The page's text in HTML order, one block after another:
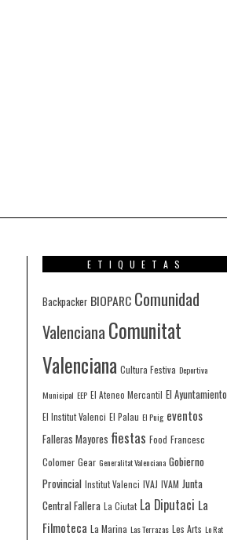
ETIQUETAS
Backpacker BIOPARC Comunidad
Valenciana Comunitat
Valenciana Cultura Festiva Deportiva
Municipal EEP El Ateneo Mercantil El Ayuntamiento
El Institut Valenci El Palau El Puig eventos
Falleras Mayores fiestas Food Francesc
Colomer Gear Generalitat Valenciana Gobierno
Provincial Institut Valenci IVAJ IVAM Junta
Central Fallera La Ciutat La Diputaci La
Filmoteca La Marina Las Terrazas Les Arts Lo Rat